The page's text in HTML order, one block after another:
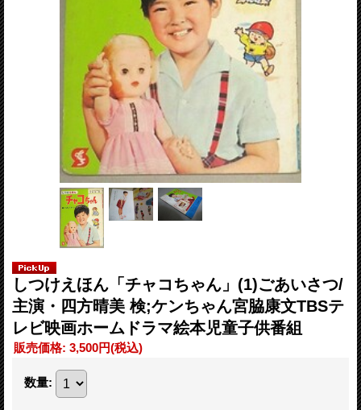
しつけえほん「チャコちゃん」(1)ごあいさつ/
主演・四方晴美 検;ケンちゃん宮脇康文TBSテ
レビ映画ホームドラマ絵本児童子供番組
販売価格: 3,500円(税込)
数量: